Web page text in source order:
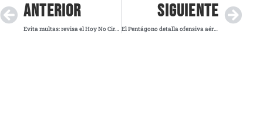
ANTERIOR
Evita multas: revisa el Hoy No Circula para este jueves en el Valle de México
SIGUIENTE
El Pentágono detalla ofensiva aérea y marítima contra Irán: “Fue como el Super Bowl militar”